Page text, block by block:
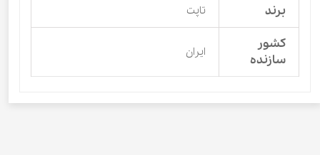
برند تاپت
کشور
سازنده
ایران